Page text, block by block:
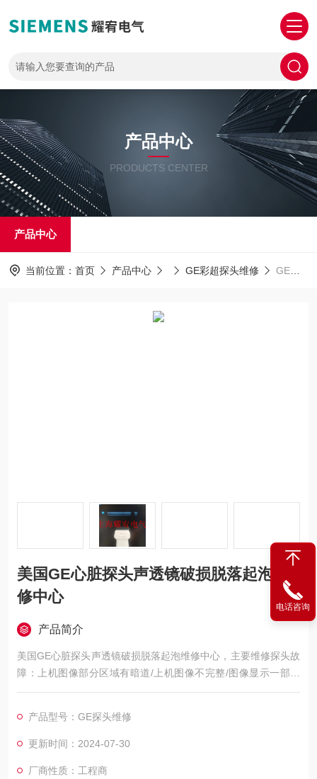
产品中心
PRODUCTS CENTER
产品中心
当前位置： 首页 产品中心 GE彩超探头维修 GE探头维修美国GE心脏探头声透镜破损脱落起泡维修中心
美国GE心脏探头声透镜破损脱落起泡维
修中心
产品简介
美国GE心脏探头声透镜破损脱落起泡维修中心，主要维修探头故
障：上机图像部分区域有暗道/上机图像不完整/图像显示一部分
图像有黑影 图像不良，如：暗道、黑影、黑屏、重影、缺失、模
部探头维修，如：声透镜破损脱落/起泡、外壳爆裂、线套破损、
电缆线断、油囊***、漏油，等；功能不良，如：二维转三维电机
产品型号：GE探头维修
更新时间：2024-07-30
厂商性质：工程商
电话咨询